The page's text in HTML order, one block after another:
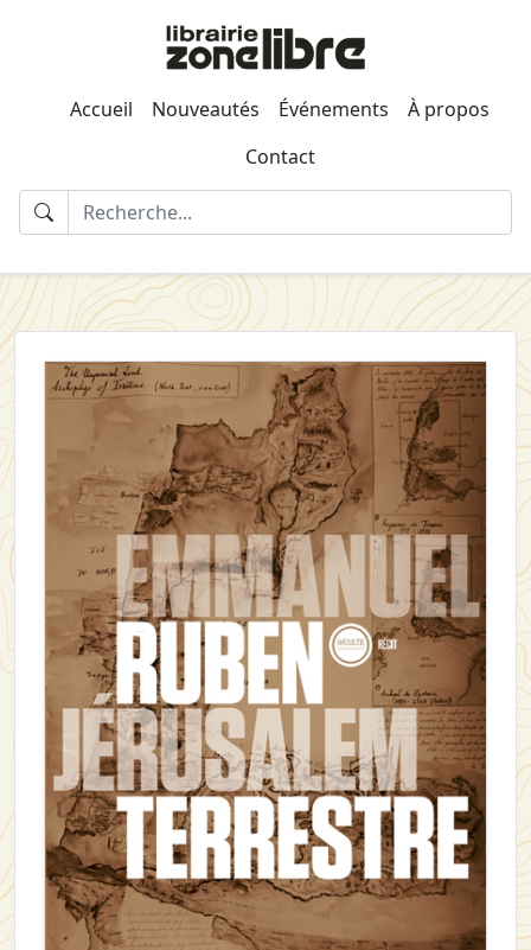
Accueil Nouveautés Événements
À propos
Contact